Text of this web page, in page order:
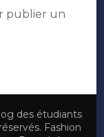
publier un
des étudiants
Fashion